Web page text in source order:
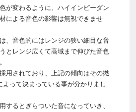
が変わるように、ハイインピーダン
による音色の影響は無視できませ
、音色的にはレンジの狭い細目な音
とレンジ広くて高域まで伸びた音色
用されており、上記の傾向はその撚
って決まっている事が分かりまし
するとぎらついた音になっていき、